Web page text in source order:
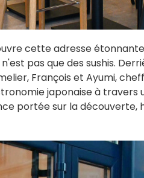
cette adresse
pas que des sushis.
François et Ayumi,
japonaise à
portée sur la découverte,